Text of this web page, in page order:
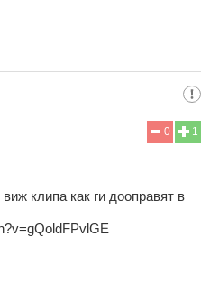
1
0
клипа как ги дооправят в